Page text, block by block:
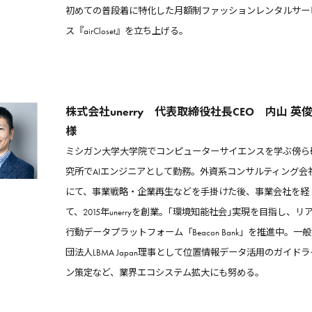
初めての普段着に特化した月額制ファッションレンタルサー
ス『airCloset』を立ち上げる。
株式会社unerry 代表取締役社長CEO 内山 英俊
様
ミシガン大学大学院でコンピューターサイエンスを学ぶ傍ら
究所でAIエンジニアとして勤務。外資系コンサルティング会
にて、事業戦略・企業再生などを手掛けた後、事業会社を経
て、2015年unerryを創業。｢環境知能社会｣実現を目指し、リ
行動データプラットフォーム「Beacon Bank」を推進中。一
団法人LBMA Japan理事として位置情報データ活用のガイドラ
ン策定など、業界エコシステム拡大にも努める。